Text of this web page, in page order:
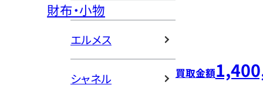
財布・小物
エルメス
シャネル 買取金額